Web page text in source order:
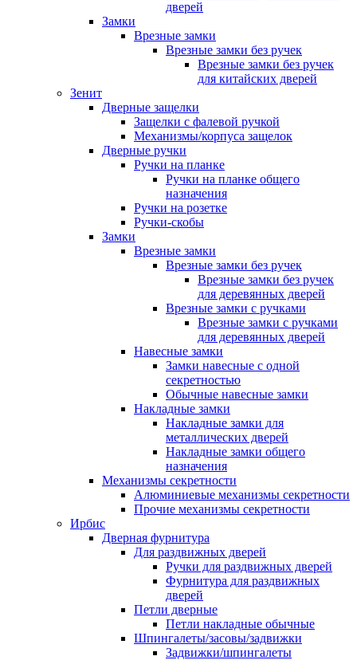
дверей
Замки
Врезные замки
Врезные замки без ручек
Врезные замки без ручек
для китайских дверей
Зенит
Дверные защелки
Защелки с фалевой ручкой
Механизмы/корпуса защелок
Дверные ручки
Ручки на планке
Ручки на планке общего
назначения
Ручки на розетке
Ручки-скобы
Замки
Врезные замки
Врезные замки без ручек
Врезные замки без ручек
для деревянных дверей
Врезные замки с ручками
Врезные замки с ручками
для деревянных дверей
Навесные замки
Замки навесные с одной
секретностью
Обычные навесные замки
Накладные замки
Накладные замки для
металлических дверей
Накладные замки общего
назначения
Механизмы секретности
Алюминиевые механизмы секретности
Прочие механизмы секретности
Ирбис
Дверная фурнитура
Для раздвижных дверей
Ручки для раздвижных дверей
Фурнитура для раздвижных
дверей
Петли дверные
Петли накладные обычные
Шпингалеты/засовы/задвижки
Задвижки/шпингалеты